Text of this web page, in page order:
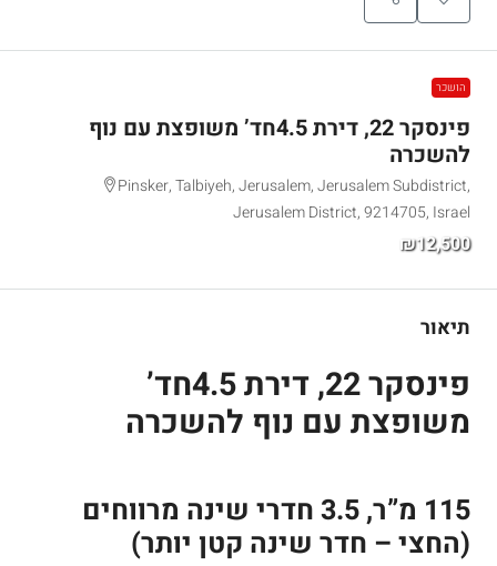
הושכר
פינסקר 22, דירת 4.5חד’ משופצת עם נוף
להשכרה
Pinsker, Talbiyeh, Jerusalem, Jerusalem Subdistrict,
Jerusalem District, 9214705, Israel
₪12,500
תיאור
פינסקר 22, דירת 4.5חד’
משופצת עם נוף להשכרה
115 מ”ר, 3.5 חדרי שינה מרווחים
(החצי – חדר שינה קטן יותר)